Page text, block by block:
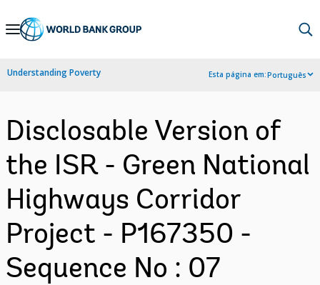
Skip
Navigation
Understanding Poverty Esta página em:Português
Disclosable Version of
the ISR - Green National
Highways Corridor
Project - P167350 -
Sequence No : 07